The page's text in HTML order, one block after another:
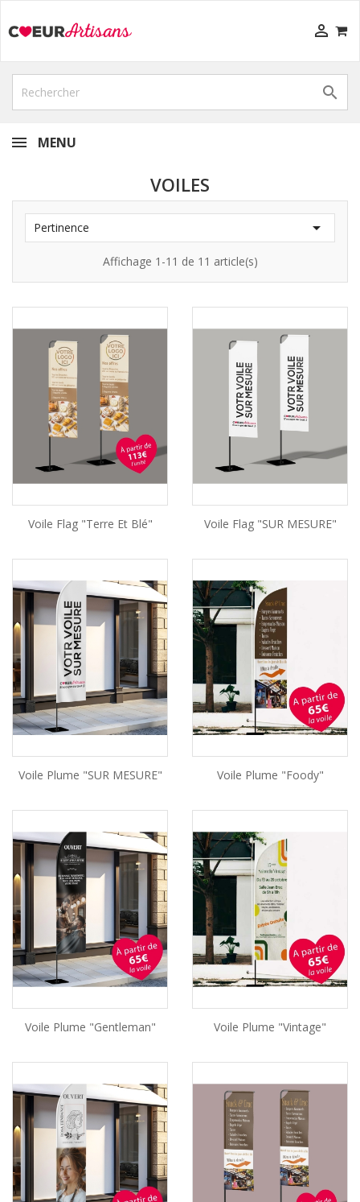


MENU
VOILES
Pertinence 
Affichage 1-11 de 11 article(s)
Voile Flag "Terre Et Blé" Voile Flag "SUR MESURE"
Voile Plume "SUR MESURE" Voile Plume "Foody"
Voile Plume "Gentleman" Voile Plume "vintage"